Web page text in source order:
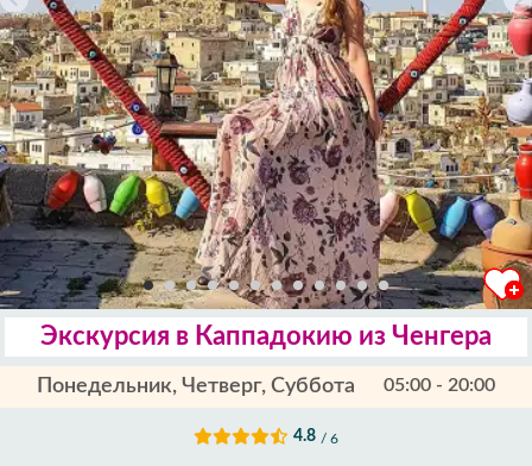
Экскурсия в Каппадокию из Ченгера
Понедельник, Четверг, Суббота 05:00 - 20:00
4.8 / 6